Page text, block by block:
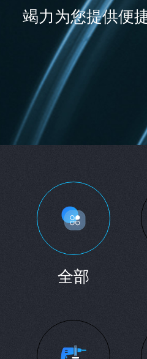
竭力为您提供便
全部